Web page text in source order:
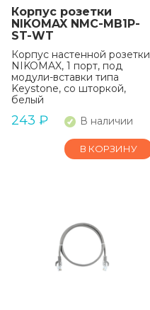
Корпус розетки
NIKOMAX NMC-MB1P-
ST-WT
Корпус настенной розетки
NIKOMAX, 1 порт, под
модули-вставки типа
Keystone, со шторкой,
белый
243 ₽ В наличии
В КОРЗИНУ